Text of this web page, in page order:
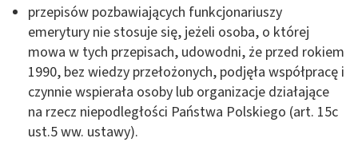
przepisów pozbawiających funkcjonariuszy
emerytury nie stosuje się, jeżeli osoba, o której
mowa w tych przepisach, udowodni, że przed rokiem
1990, bez wiedzy przełożonych, podjęła współpracę i
czynnie wspierała osoby lub organizacje działające
na rzecz niepodległości Państwa Polskiego (art. 15c
ust.5 ww. ustawy).